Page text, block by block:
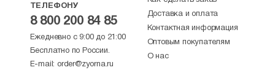
ТЕЛЕФОНУ
8 800 200 84 85
Ежедневно с 9:00 до 21:00
Бесплатно по России.
E-mail: order@zyorna.ru
Доставка и оплата
Контактная информация
Оптовым покупателям
О нас